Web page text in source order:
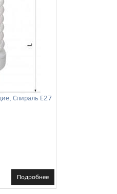
Спираль Е27
Подробнее